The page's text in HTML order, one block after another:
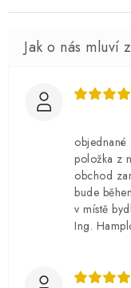
položka z
obchod
bude
v místě
Ing.